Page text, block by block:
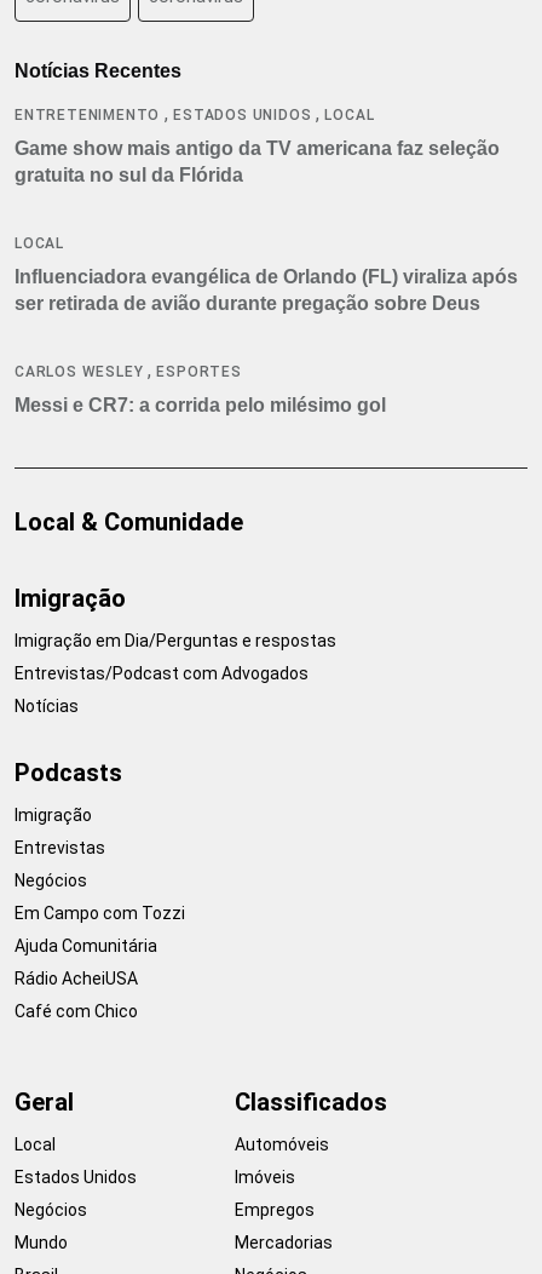
Notícias Recentes
ENTRETENIMENTO ,ESTADOS UNIDOS ,LOCAL
Game show mais antigo da TV americana faz seleção
gratuita no sul da Flórida
LOCAL
Influenciadora evangélica de Orlando (FL) viraliza após
ser retirada de avião durante pregação sobre Deus
CARLOS WESLEY ,ESPORTES
Messi e CR7: a corrida pelo milésimo gol
Local & Comunidade
Imigração
Imigração em Dia/Perguntas e respostas
Entrevistas/Podcast com Advogados
Notícias
Podcasts
Imigração
Entrevistas
Negócios
Em Campo com Tozzi
Ajuda Comunitária
Rádio AcheiUSA
Café com Chico
Geral
Local
Estados Unidos
Negócios
Mundo
Classificados
Automóveis
Imóveis
Empregos
Mercadorias